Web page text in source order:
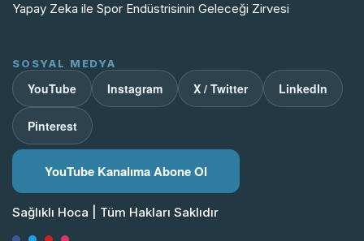
Yapay Zeka ile Spor Endüstrisinin Geleceği Zirvesi
SOSYAL MEDYA
YouTube Instagram X / Twitter LinkedIn
Pinterest
YouTube Kanalıma Abone Ol
Sağlıklı Hoca | Tüm Hakları Saklıdır